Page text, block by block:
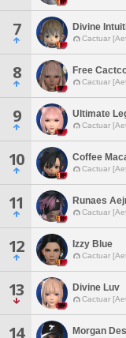
7 Divine
Cactuar
8 Free
Cactuar
9 Ultimate
Cactuar
10 Coffee
Cactuar
11 Runaes
Cactuar
12 Izzy Blue
Cactuar
13 Divine Luv
Cactuar
14 Morgan